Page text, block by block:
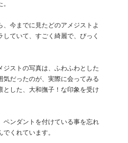
、今までに見たどのアメジストよ
していて、すごく綺麗で、びっく
ジストの写真は、ふわふわとした
気だったのが、実際に会ってみる
とした、大和撫子！な印象を受け
ペンダントを付けている事を忘れ
くれています。